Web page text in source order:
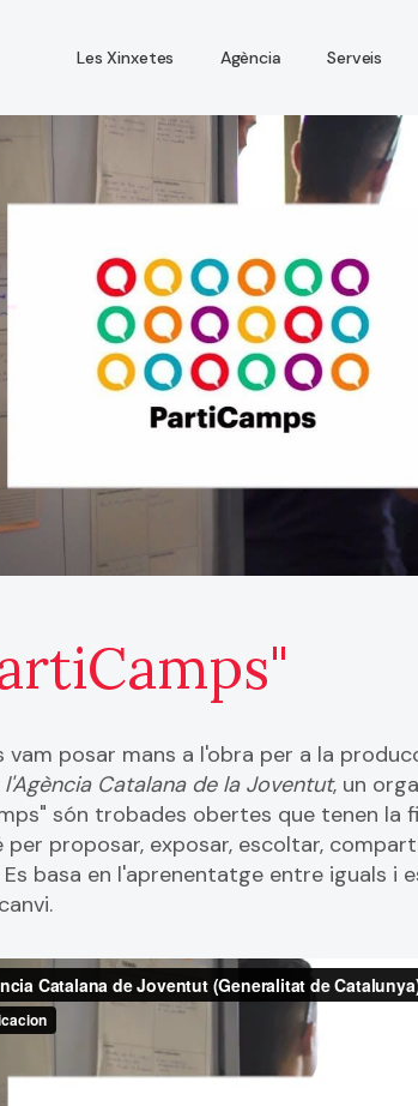
Les Xinxetes Agència Serveis
vam posar mans a l'obra per a la
Catalana de la Joventut, un
són trobades obertes que tenen la
proposar, exposar, escoltar,
basa en l'aprenentatge entre iguals i